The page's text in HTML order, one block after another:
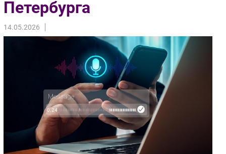
Интеграция
Рынок ПК
Маркетинг
Оборудование
Outsourcing
Регулирование
Финансы
Web
Петербурга
14.05.2026